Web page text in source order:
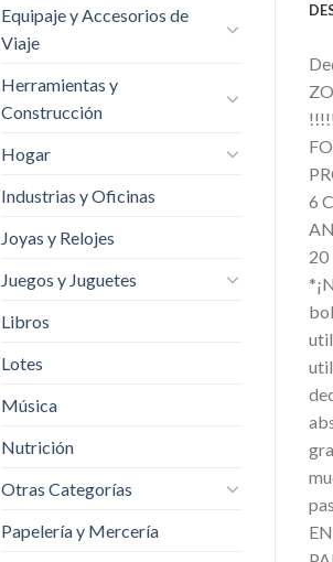
Equipaje y Accesorios de
Viaje
Herramientas y
Construcción
Hogar
Industrias y Oficinas
Joyas y Relojes
Juegos y Juguetes
Libros
Lotes
Música
Nutrición
Otras Categorías
Papelería y Mercería
6
20